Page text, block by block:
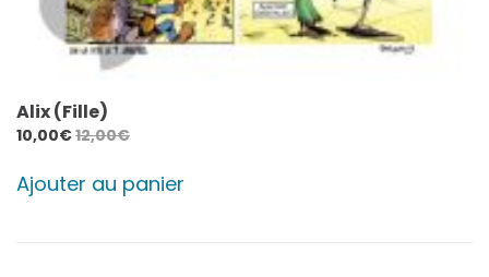
Alix (Fille)
10,00€12,00€
Ajouter au panier